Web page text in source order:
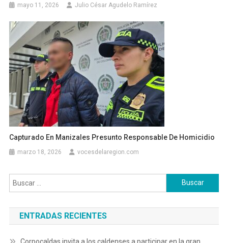
mayo 11, 2026 Julio César Agudelo Ramírez
Capturado En Manizales Presunto Responsable De Homicidio
marzo 18, 2026 vocesdelaregion.com
Buscar:
ENTRADAS RECIENTES